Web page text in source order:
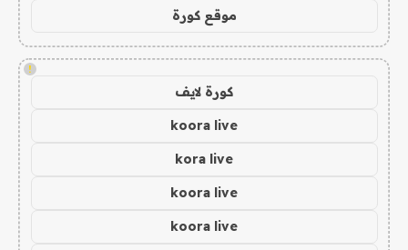
موقع كورة
!
كورة لايف
koora live
kora live
koora live
koora live